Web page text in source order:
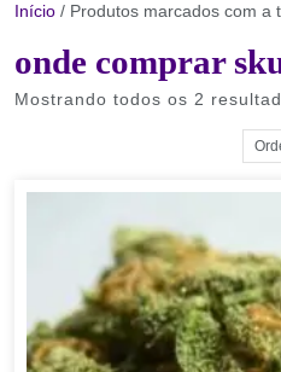
Início / Produtos marcados com a
onde comprar
Mostrando todos os 2